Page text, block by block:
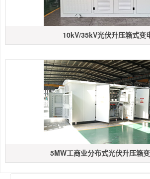
10kV/35kV光伏升压箱式变
5MW工商业分布式光伏升压箱